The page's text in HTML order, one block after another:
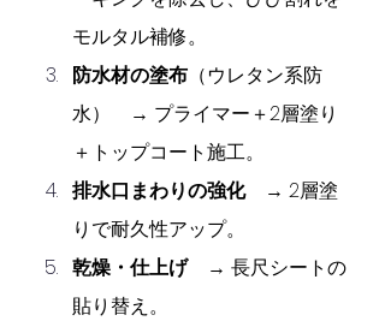
モルタル補修。
防水材の塗布 （ウレタン系防
水）　→ プライマー＋2層塗り
＋トップコート施工。
排水口まわりの強化 → 2層塗
りで耐久性アップ。
乾燥・仕上げ → 長尺シートの
貼り替え。